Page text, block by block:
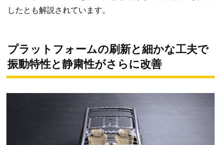
したとも解説されています。
プラットフォームの刷新と細かな工夫で
振動特性と静粛性がさらに改善